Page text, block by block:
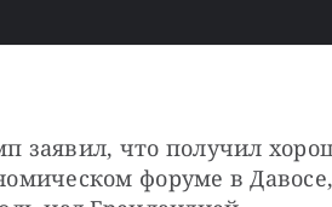
заявил, что получил
форуме в